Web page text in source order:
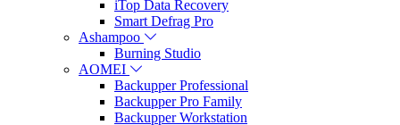
iTop Data Recovery
Smart Defrag Pro
Ashampoo
Burning Studio
AOMEI
Backupper Professional
Backupper Pro Family
Backupper Workstation